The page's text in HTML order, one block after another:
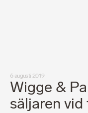
Allmänna villkor
Integritetspolicy
Professionell
6 augusti 2019
Wigge &
säljaren vid